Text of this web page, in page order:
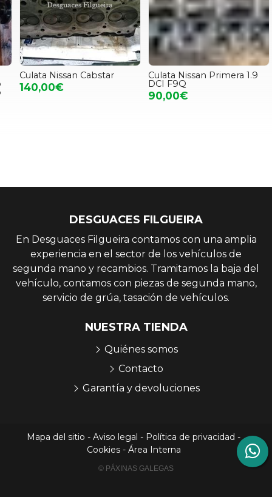
Culata Nissan Cabstar
140,00€
Culata Nissan Primera 1.9
DCI F9Q
90,00€
DESGUACES FILGUEIRA
En Desguaces Filgueira contamos con una amplia
experiencia en el sector de los vehículos de
segunda mano y recambios. Tramitamos la baja del
vehículo, contamos con piezas de segunda mano,
servicio de grúa, tasación de vehículos.
NUESTRA TIENDA
Quiénes somos
Contacto
Garantía y devoluciones
Mapa del sitio - Aviso legal - Política de privacidad -
Cookies- Área Interna
© PÁXINAS GALEGAS